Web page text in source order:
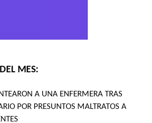
MES:
A UNA ENFERMERA TRAS
POR PRESUNTOS MALTRATOS A